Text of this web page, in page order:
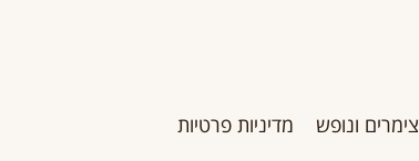
צימרים ונופש מדיניות פרטיות